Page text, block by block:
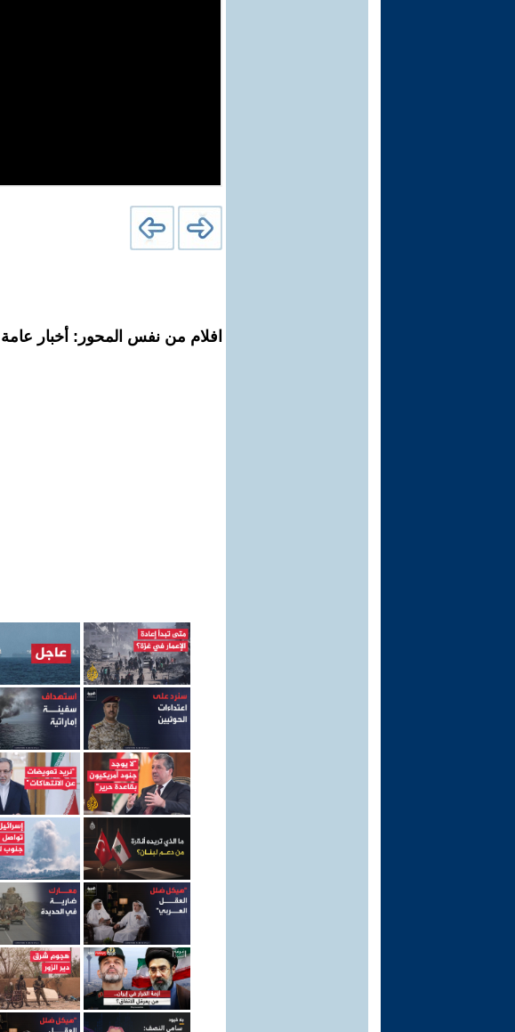
افلام من نفس المحور: أخبار عامة